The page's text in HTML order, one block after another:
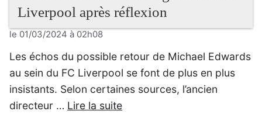
Liverpool après réflexion
le 01/03/2024 à 02h08
Les échos du possible retour de Michael Edwards
au sein du FC Liverpool se font de plus en plus
insistants. Selon certaines sources, l’ancien
directeur … Lire la suite